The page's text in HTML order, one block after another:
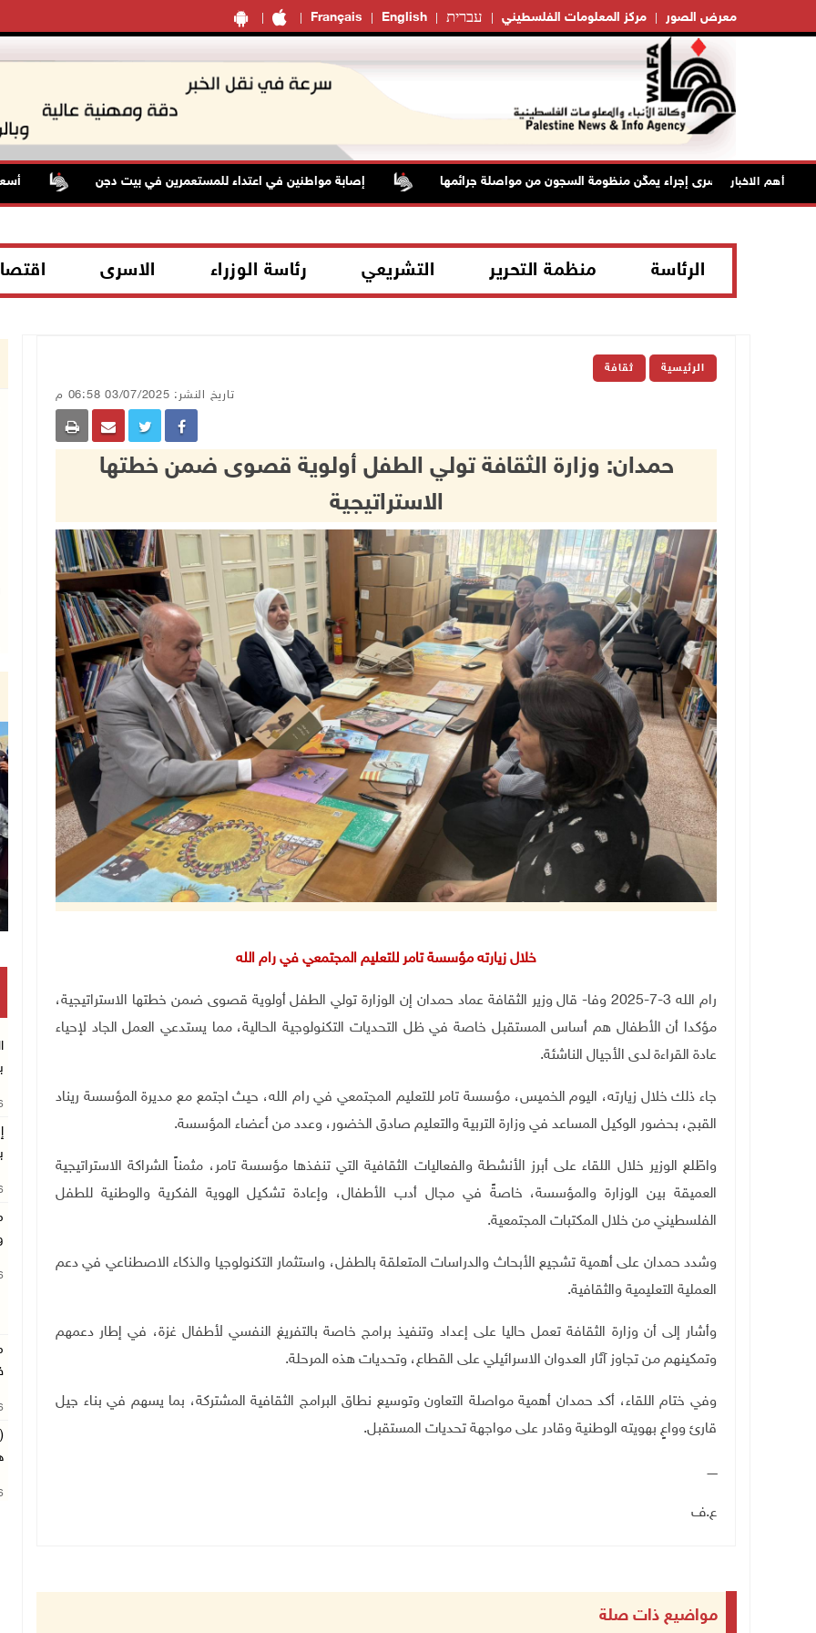
Français English עברית مركز المعلومات الفلسطيني معرض الصور
أهم الاخبار
منع زيارات الأسرى إجراء يمكّن منظومة السجون من مواصلة جرائمها إصابة مواطنين في اعتداء للمستعمرين في بيت دجن أسعار
الرئاسة منظمة التحرير التشريعي رئاسة الوزراء الاسرى
الرئيسية ثقافة
تاريخ النشر: 03/07/2025 06:58 م
حمدان: وزارة الثقافة تولي الطفل أولوية قصوى ضمن خطتها
الاستراتيجية
خلال زيارته مؤسسة تامر للتعليم المجتمعي في رام الله
رام الله 3-7-2025 وفا- قال وزير الثقافة عماد حمدان إن الوزارة تولي الطفل أولوية قصوى ضمن خطتها الاستراتيجية،
مؤكدا أن الأطفال هم أساس المستقبل خاصة في ظل التحديات التكنولوجية الحالية، مما يستدعي العمل الجاد لإحياء
عادة القراءة لدى الأجيال الناشئة.
جاء ذلك خلال زيارته، اليوم الخميس، مؤسسة تامر للتعليم المجتمعي في رام الله، حيث اجتمع مع مديرة المؤسسة ريناد
القبج، بحضور الوكيل المساعد في وزارة التربية والتعليم صادق الخضور، وعدد من أعضاء المؤسسة.
واطّلع الوزير خلال اللقاء على أبرز الأنشطة والفعاليات الثقافية التي تنفذها مؤسسة تامر، مثمناً الشراكة الاستراتيجية
العميقة بين الوزارة والمؤسسة، خاصةً في مجال أدب الأطفال، وإعادة تشكيل الهوية الفكرية والوطنية للطفل
الفلسطيني من خلال المكتبات المجتمعية.
وشدد حمدان على أهمية تشجيع الأبحاث والدراسات المتعلقة بالطفل، واستثمار التكنولوجيا والذكاء الاصطناعي في دعم
العملية التعليمية والثقافية.
وأشار إلى أن وزارة الثقافة تعمل حاليا على إعداد وتنفيذ برامج خاصة بالتفريغ النفسي لأطفال غزة، في إطار دعمهم
وتمكينهم من تجاوز آثار العدوان الاسرائيلي على القطاع، وتحديات هذه المرحلة.
وفي ختام اللقاء، أكد حمدان أهمية مواصلة التعاون وتوسيع نطاق البرامج الثقافية المشتركة، بما يسهم في بناء جيل
قارئ وواعٍ بهويته الوطنية وقادر على مواجهة تحديات المستقبل.
ـــــ
ع.ف
مواضيع ذات صلة
تكريم متفوقين بالثانوية العامة في خان يونس